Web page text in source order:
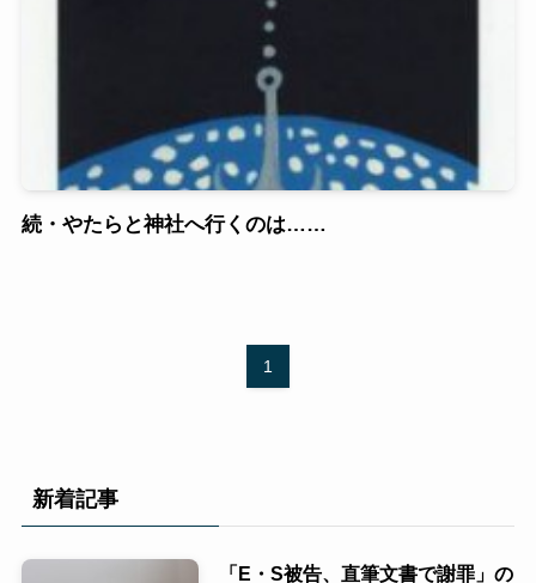
続・やたらと神社へ行くのは……
1
新着記事
「E・S被告、直筆文書で謝罪」の